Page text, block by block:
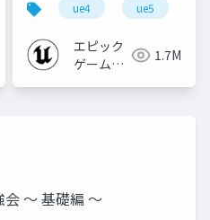
ue4 ue5
エピック
ゲームズ
1.7M
会 〜 基礎編 〜